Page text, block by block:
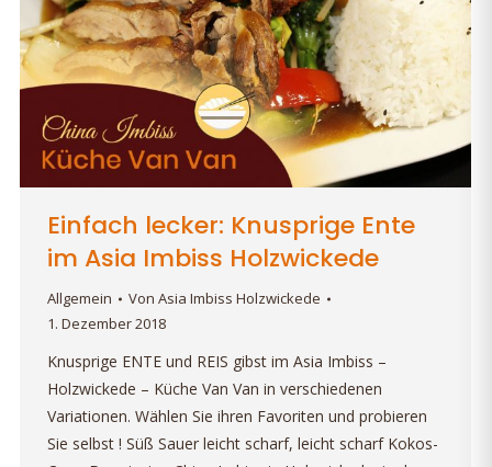
Einfach lecker: Knusprige Ente
im Asia Imbiss Holzwickede
Allgemein Von Asia Imbiss Holzwickede
1. Dezember 2018
Knusprige ENTE und REIS gibst im Asia Imbiss –
Holzwickede – Küche Van Van in verschiedenen
Variationen. Wählen Sie ihren Favoriten und probieren
Sie selbst ! Süß Sauer leicht scharf, leicht scharf Kokos-